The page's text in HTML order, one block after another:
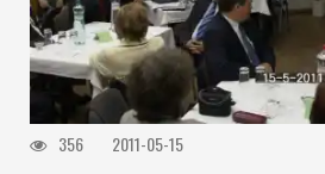
356 2011-05-15